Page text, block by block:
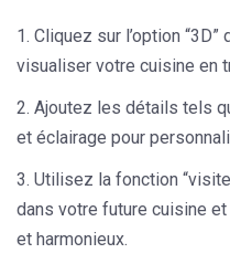
Cliquez sur l’option
visualiser votre cuisine en
Ajoutez les détails tels
et éclairage pour
Utilisez la fonction
dans votre future cuisine
et harmonieux.